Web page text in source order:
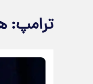
ترامپ: